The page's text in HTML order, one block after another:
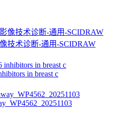
技术诊断-通用-SCIDRAW
in breast c